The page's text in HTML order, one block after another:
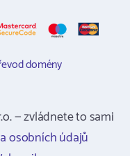
domény
— zvládnete to sami
osobních údajů